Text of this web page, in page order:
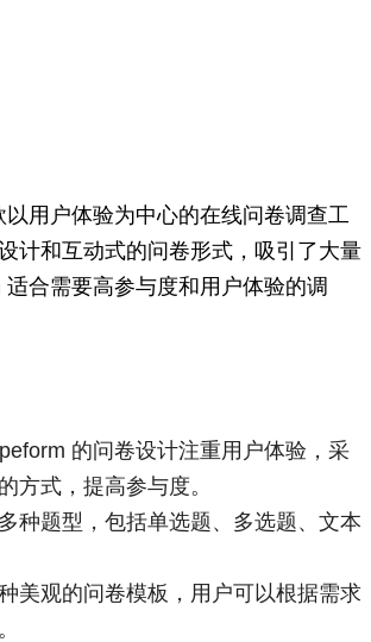
用户体验为中心的在线问卷调查工
计和互动式的问卷形式，吸引了大量
适合需要高参与度和用户体验的调
的问卷设计注重用户体验，采
方式，提高参与度。
多种题型，包括单选题、多选题、文本
美观的问卷模板，用户可以根据需求